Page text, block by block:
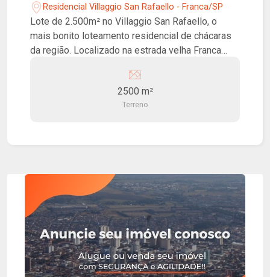
Residencial Villaggio San Rafaello - Franca/SP
Lote de 2.500m² no Villaggio San Rafaello, o
mais bonito loteamento residencial de chácaras
da região. Localizado na estrada velha Franca
centro da cidade. Possui poço artesiano de 120m
de profundidade com 2500 litros de água/h,
projeto aprovado de 450m², energia fotovoltaica
totalmente cercado, conta com alameda
pavimentada, portão eletrônico, água de poço
artesiano, coleta seletiva e iluminação pública.
Excelente opção para residir junto a uma natureza
exuberante, com vista maravilhosa e a poucos
minutos da cidade.
2500 m²
Terreno